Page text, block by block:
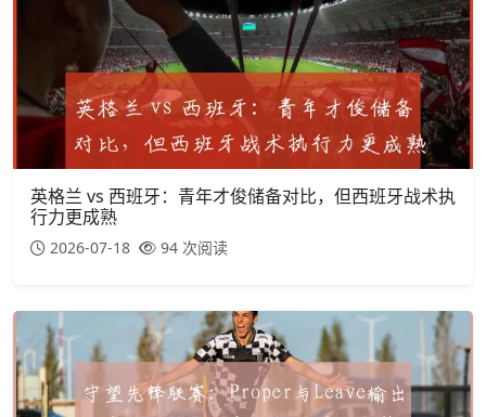
英格兰 vs 西班牙：青年才俊储备对比，但西班牙战术执
行力更成熟
2026-07-18 94 次阅读